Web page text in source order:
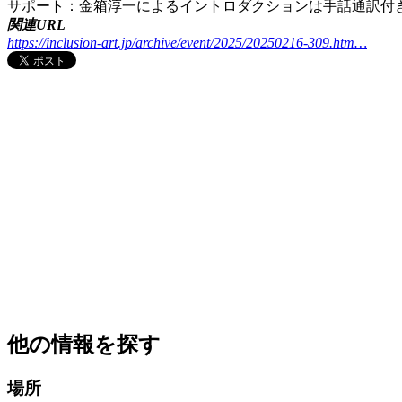
サポート：金箱淳一によるイントロダクションは手話通訳付
関連URL
https://inclusion-art.jp/archive/event/2025/20250216-309.htm…
他の情報を探す
場所